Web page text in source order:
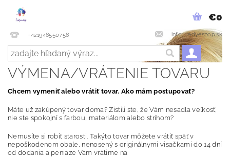
+421948550758 info@ladyeshop.sk
€0
VÝMENA/VRÁTENIE TOVARU
Chcem vymeniť alebo vrátiť tovar. Ako mám postupovať?
Máte už zakúpený tovar doma? Zistili ste, že Vám nesadla veľkosť,
nie ste spokojní s farbou, materiálom alebo strihom?
Nemusíte si robiť starosti. Takýto tovar môžete vrátiť späť v
nepoškodenom obale, nenosený s originálnymi visačkami do 14 dní
od dodania a peniaze Vám vrátime na